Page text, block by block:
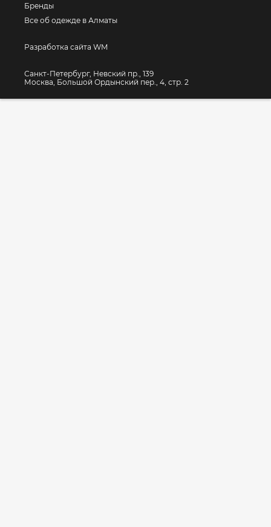
Бренды
Все об одежде в Алматы
Разработка сайта WM
Санкт-Петербург, Невский пр., 139
Москва, Большой Ордынский пер., 4, стр. 2